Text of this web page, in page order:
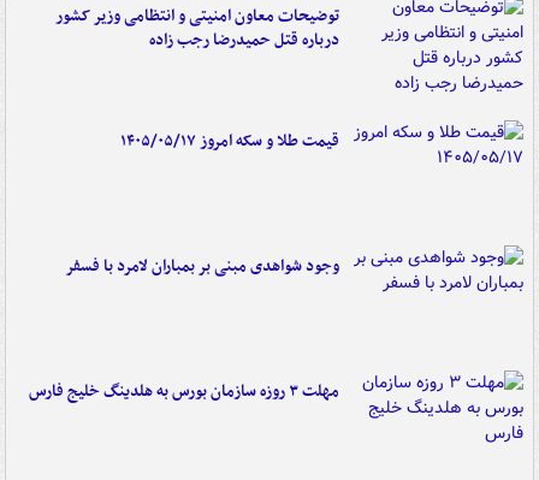
توضیحات معاون امنیتی و انتظامی وزیر کشور
درباره قتل حمیدرضا رجب زاده
قیمت طلا و سکه امروز ۱۴۰۵/۰۵/۱۷
وجود شواهدی مبنی بر بمباران لامرد با فسفر
مهلت ۳ روزه سازمان بورس به هلدینگ خلیج فارس